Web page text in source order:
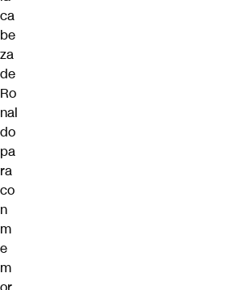
ca
be
za
de
Ro
nal
do
pa
ra
co
n
m
e
m